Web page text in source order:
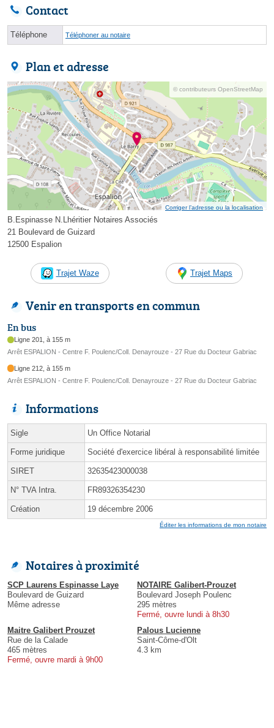
Contact
Téléphone Téléphoner au notaire
Plan et adresse
© contributeurs OpenStreetMap
Corriger l’adresse ou la localisation
B.Espinasse N.Lhéritier Notaires Associés
21 Boulevard de Guizard
12500 Espalion
Trajet Waze Trajet Maps
Venir en transports en commun
En bus
Ligne 201, à 155 m
Arrêt ESPALION - Centre F. Poulenc/Coll. Denayrouze - 27 Rue du Docteur Gabriac
Ligne 212, à 155 m
Arrêt ESPALION - Centre F. Poulenc/Coll. Denayrouze - 27 Rue du Docteur Gabriac
Informations
Sigle Un Office Notarial
Forme juridique Société d'exercice libéral à responsabilité limitée
SIRET 32635423000038
N° TVA Intra. FR89326354230
Création 19 décembre 2006
Éditer les informations de mon notaire
Notaires à proximité
SCP Laurens Espinasse Laye
Boulevard de Guizard
Même adresse
NOTAIRE Galibert-Prouzet
Boulevard Joseph Poulenc
295 mètres
Fermé, ouvre lundi à 8h30
Maitre Galibert Prouzet
Rue de la Calade
465 mètres
Fermé, ouvre mardi à 9h00
Palous Lucienne
Saint-Côme-d'Olt
4.3 km